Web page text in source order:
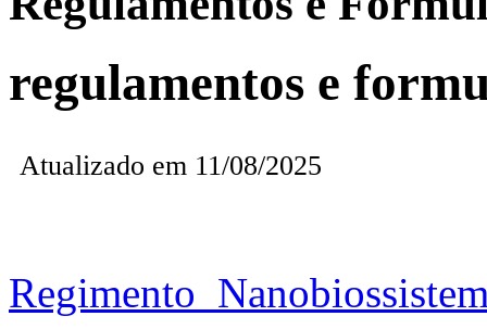
regulamentos e
Atualizado em 11/08/2025